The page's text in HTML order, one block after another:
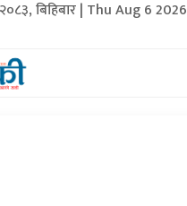
बिहिबार | Thu Aug 6 2026